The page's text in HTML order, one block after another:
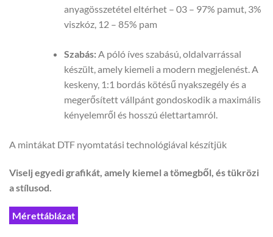
anyagösszetétel eltérhet – 03 – 97% pamut, 3%
viszkóz, 12 – 85% pam
Szabás:A póló íves szabású, oldalvarrással
készült, amely kiemeli a modern megjelenést. A
keskeny, 1:1 bordás kötésű nyakszegély és a
megerősített vállpánt gondoskodik a maximális
kényelemről és hosszú élettartamról.
A mintákat DTF nyomtatási technológiával készítjük
Viselj egyedi grafikát, amely kiemel a tömegből, és tükrözi
a stílusod.
Mérettáblázat